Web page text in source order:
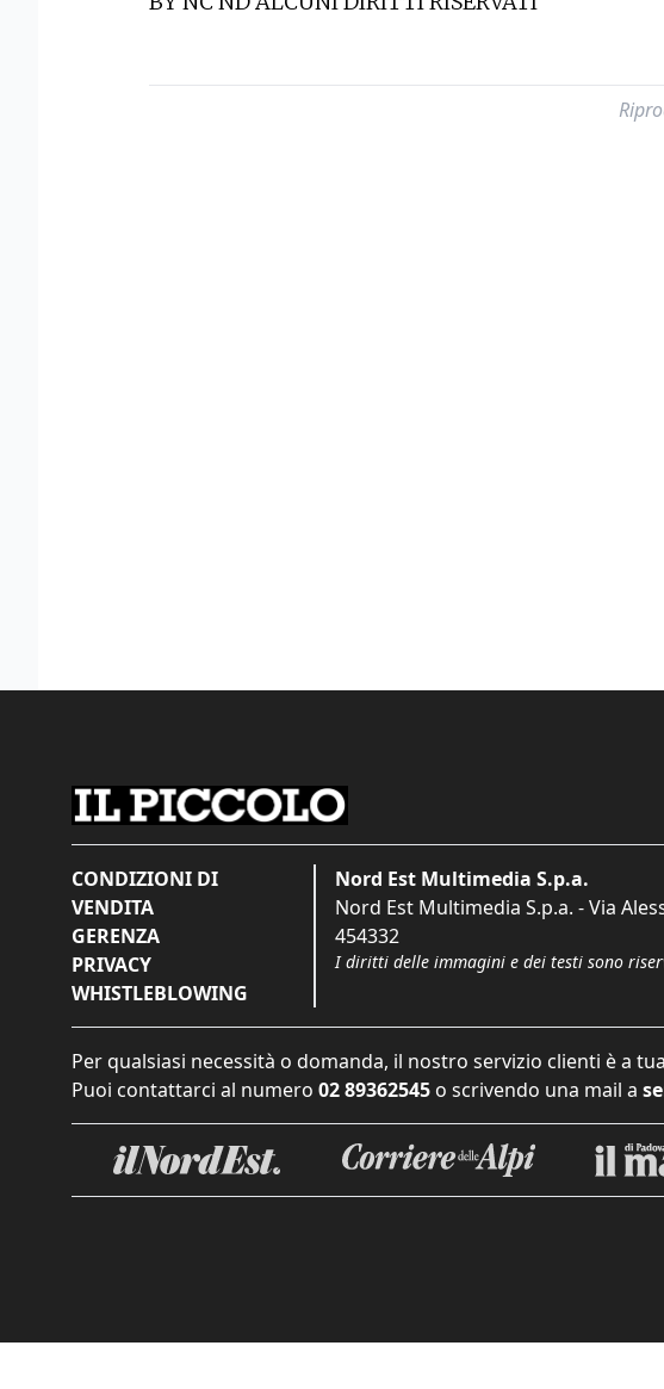
CONDIZIONI DI
VENDITA
GERENZA
PRIVACY
WHISTLEBLOWING
Nord Est Multimedia S.p.a.
Nord Est Multimedia S.p.a. - Via
454332
I diritti delle immagini e dei testi sono
Per qualsiasi necessità o domanda, il nostro servizio clienti è a
Puoi contattarci al numero 02 89362545 o scrivendo una mail a